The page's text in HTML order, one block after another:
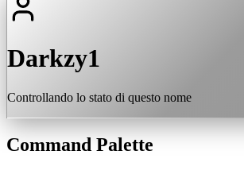
Darkzy1
Controllando lo stato di questo nome
Command Palette